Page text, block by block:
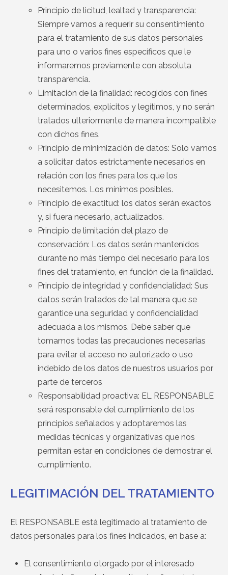
Principio de licitud, lealtad y transparencia:
Siempre vamos a requerir su consentimiento
para el tratamiento de sus datos personales
para uno o varios fines específicos que le
informaremos previamente con absoluta
transparencia.
Limitación de la finalidad: recogidos con fines
determinados, explícitos y legítimos, y no serán
tratados ulteriormente de manera incompatible
con dichos fines.
Principio de minimización de datos: Solo vamos
a solicitar datos estrictamente necesarios en
relación con los fines para los que los
necesitemos. Los mínimos posibles.
Principio de exactitud: los datos serán exactos
y, si fuera necesario, actualizados.
Principio de limitación del plazo de
conservación: Los datos serán mantenidos
durante no más tiempo del necesario para los
fines del tratamiento, en función de la finalidad.
Principio de integridad y confidencialidad: Sus
datos serán tratados de tal manera que se
garantice una seguridad y confidencialidad
adecuada a los mismos. Debe saber que
tomamos todas las precauciones necesarias
para evitar el acceso no autorizado o uso
indebido de los datos de nuestros usuarios por
parte de terceros
Responsabilidad proactiva: EL RESPONSABLE
será responsable del cumplimiento de los
principios señalados y adoptaremos las
medidas técnicas y organizativas que nos
permitan estar en condiciones de demostrar el
cumplimiento.
LEGITIMACIÓN DEL TRATAMIENTO
El RESPONSABLE está legitimado al tratamiento de
datos personales para los fines indicados, en base a:
El consentimiento otorgado por el interesado